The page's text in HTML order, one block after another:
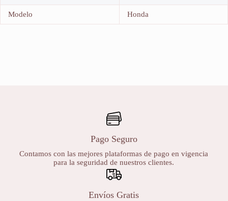
Modelo Honda
Pago Seguro
Contamos con las mejores plataformas de pago en vigencia
para la seguridad de nuestros clientes.
Envíos Gratis